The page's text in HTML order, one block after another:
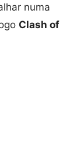
numa
Clash of